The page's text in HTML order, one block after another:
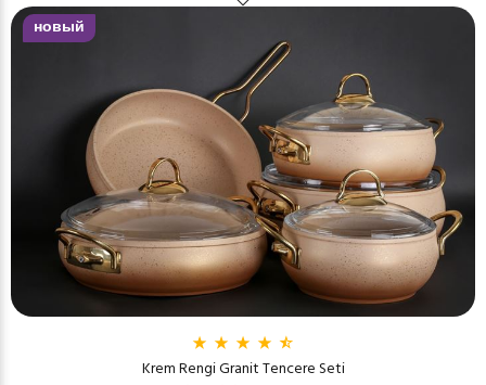
новый
Krem Rengi Granit Tencere Seti